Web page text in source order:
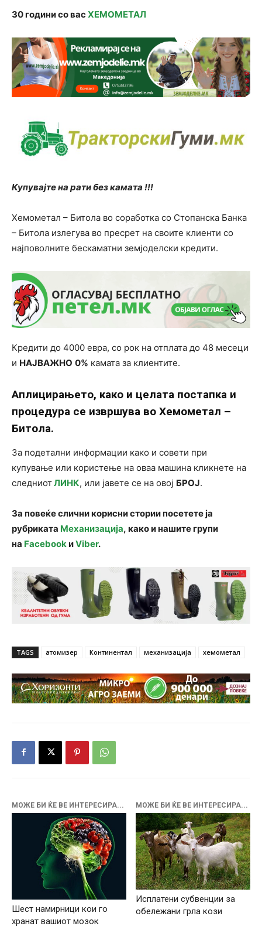
30 години со васХЕМОМЕТАЛ
Купувајте на рати без камата !!!
Хемометал – Битола во соработка со Стопанска Банка
– Битола излегува во пресрет на своите клиенти со
најповолните бескаматни земјоделски кредити.
Кредити до 4000 евра, со рок на отплата до 48 месеци
и НАЈВАЖНО 0% камата за клиентите.
Аплицирањето, како и целата постапка и
процедура се извршува во Хемометал –
Битола.
За подетални информации како и совети при
купување или користење на оваа машина кликнете на
следниотЛИНК, или јавете се на овој БРОЈ.
За повеќе слични корисни стории посетете ја
рубриката Механизација, како и нашите групи
на FacebookиViber.
TAGS атомизер Континентал механизација хемометал
МОЖЕ БИ ЌЕ ВЕ ИНТЕРЕСИРА...
Шест намирници кои го
хранат вашиот мозок
МОЖЕ БИ ЌЕ ВЕ ИНТЕРЕСИРА...
Исплатени субвенции за
обележани грла кози